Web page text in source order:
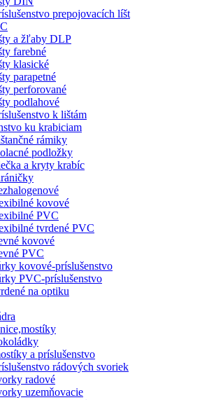
prepojovacích líšt
a žľaby DLP
farebné
klasické
parapetné
perforované
podlahové
k lištám
ku krabiciam
rámiky
podložky
a kryty krabíc
kovové
PVC
tvrdené PVC
kovové
PVC
kovové-príslušenstvo
PVC-príslušenstvo
na optiku
a príslušenstvo
rádových svoriek
radové
uzemňovacie